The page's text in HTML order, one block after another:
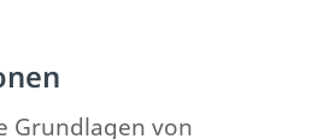
Grundlagen von